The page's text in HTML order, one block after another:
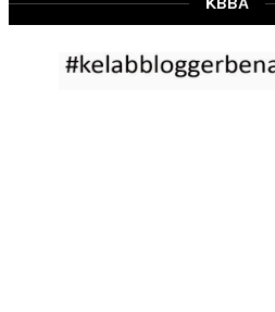
RESIPI BAMIA KAMBING
Assalammualaikum, salam Ahad
asyik hujan saja di... read more